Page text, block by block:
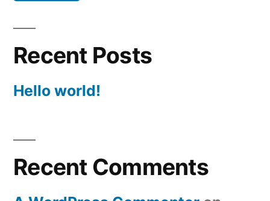
Recent Posts
Hello world!
Recent Comments